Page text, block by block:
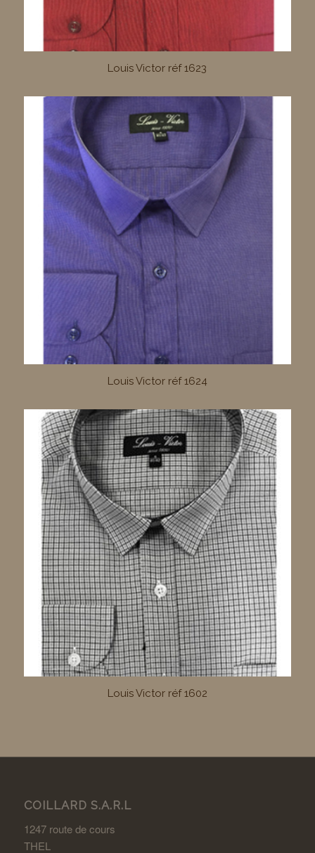
Louis Victor réf 1623
Louis Victor réf 1624
Louis Victor réf 1602
COILLARD S.A.R.L
1247 route de cours
THEL